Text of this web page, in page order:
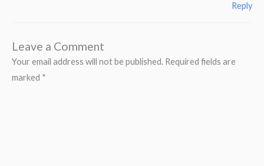
Reply
Leave a Comment
Your email address will not be published. Required fields are
marked *